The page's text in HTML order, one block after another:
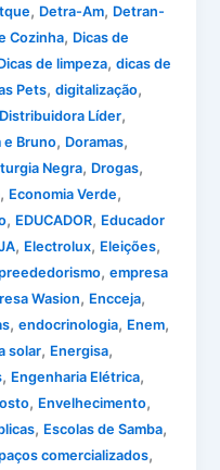
, Detra-Am, Detran-
Cozinha, Dicas de
de limpeza,dicas de
Pets,digitalização,
Distribuidora Líder,
e Bruno, Doramas,
Negra, Drogas,
, Economia Verde,
, EDUCADOR, Educador
, Electrolux, Eleições,
,empresa
Wasion, Encceja,
,endocrinologia, Enem,
solar, Energisa,
, Engenharia Elétrica,
, Envelhecimento,
, Escolas de Samba,
comercializados,